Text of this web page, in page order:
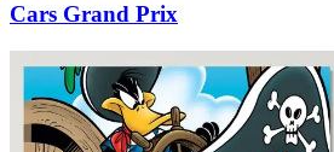
Cars Grand Prix